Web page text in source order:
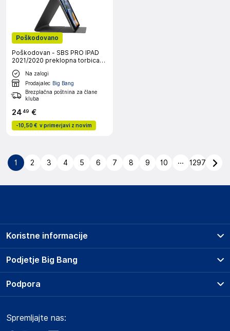
Poškodovano
Poškodovan - SBS PRO IPAD
2021/2020 preklopna torbica
črna
Na zalogi
Prodajalec Big Bang
Brezplačna poštnina za člane
kluba
2449 €
-10,50 € v primerjavi z novim
1 2 3 4 5 6 7 8 9 10 ... 1297
Podjetje Big Bang
O podjetju
Obvestila za javnost
Koristne informacije
Prodajna mesta
Storitve
Dostava, vnos in odvoz
Podpora
Marketplace
Spremljajte nas: